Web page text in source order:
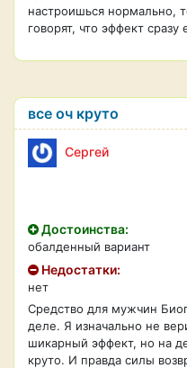
настроишься нормально,
говорят, что эффект сразу
все оч круто
Сергей
Достоинства:
обалденный вариант
Недостатки:
нет
Средство для мужчин
деле. Я изначально не
шикарный эффект, но на
круто. И правда силы